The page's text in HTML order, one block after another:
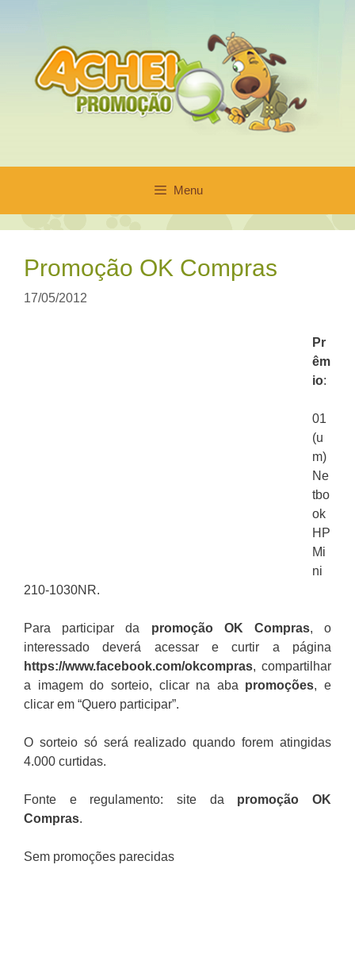
conteúdo
Menu
Promoção OK Compras
17/05/2012
Pr
êm
io:
01
(u
m)
Ne
tbo
ok
HP
Mi
ni
210-1030NR.
Para participar da promoção OK Compras, o
interessado deverá acessar e curtir a página
https://www.facebook.com/okcompras, compartilhar
a imagem do sorteio, clicar na aba promoções, e
clicar em “Quero participar”.
O sorteio só será realizado quando forem atingidas
4.000 curtidas.
Fonte e regulamento: site da promoção
OK
Compras.
Sem promoções parecidas